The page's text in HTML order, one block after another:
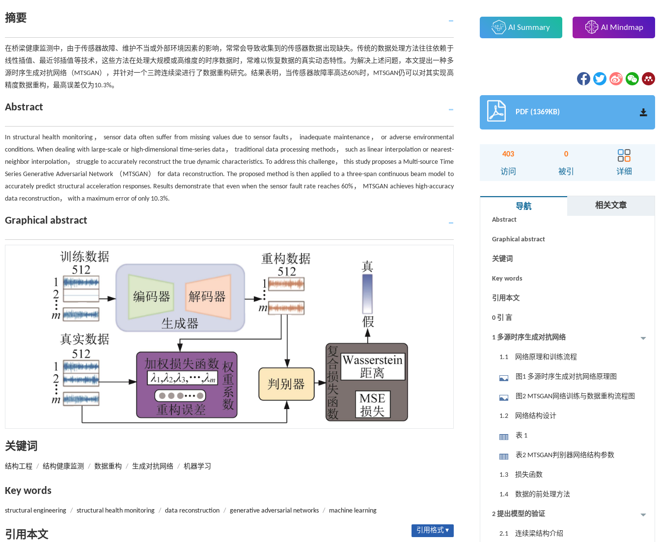
摘要
在桥梁健康监测中，由于传感器故障、维护不当或外部环境因素的影响，常常会导致收集到的传感器数据出现缺失。传统的数据处理方法往往依赖于
线性插值、最近邻插值等技术，这些方法在处理大规模或高维度的时序数据时，常难以恢复数据的真实动态特性。为解决上述问题，本文提出一种多
源时序生成对抗网络（MTSGAN），并针对一个三跨连续梁进行了数据重构研究。结果表明，当传感器故障率高达60%时，MTSGAN仍可以对其实现高
精度数据重构，最高误差仅为10.3%。
Abstract
In structural health monitoring， sensor data often suffer from missing values due to sensor faults， inadequate maintenance， or adverse environmental
conditions. When dealing with large-scale or high-dimensional time-series data， traditional data processing methods， such as linear interpolation or nearest-
neighbor interpolation， struggle to accurately reconstruct the true dynamic characteristics. To address this challenge， this study proposes a Multi-source Time
Series Generative Adversarial Network （MTSGAN） for data reconstruction. The proposed method is then applied to a three-span continuous beam model to
accurately predict structural acceleration responses. Results demonstrate that even when the sensor fault rate reaches 60%， MTSGAN achieves high-accuracy
data reconstruction， with a maximum error of only 10.3%.
Graphical abstract
关键词
结构工程 / 结构健康监测 / 数据重构 / 生成对抗网络 / 机器学习
Key words
structural engineering / structural health monitoring / data reconstruction / generative adversarial networks / machine learning
引用本文 引用格式 ▾
AI Summary AI Mindmap
PDF (1369KB)
403
访问
0
被引 详细
导航 相关文章
Abstract
Graphical abstract
关键词
Key words
引用本文
0 引 言
1 多源时序生成对抗网络
1.1 网络原理和训练流程
图1 多源时序生成对抗网络原理图
图2 MTSGAN网络训练与数据重构流程图
1.2 网络结构设计
表 1
表2 MTSGAN判别器网络结构参数
1.3 损失函数
1.4 数据的前处理方法
2 提出模型的验证
2.1 连续梁结构介绍